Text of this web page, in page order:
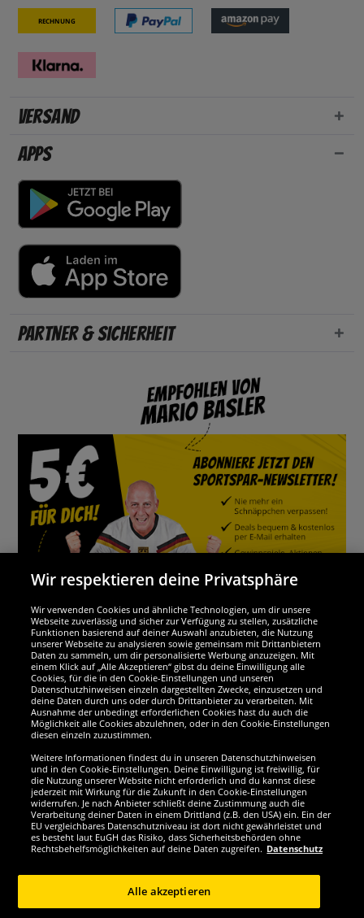
Rechnung
Versand
Apps
Partner & Sicherheit
Wir sind ausgezeichnet
Werde SportSpar-Fan!
Copyright © 2024 Sportspar GmbH, Gustav-Adolf-Ring 7, 04838 Eilenburg DE -
Wir respektieren deine Privatsphäre
Wir verwenden Cookies und ähnliche Technologien, um dir unsere
Webseite zuverlässig und sicher zur Verfügung zu stellen, zusätzliche
Funktionen basierend auf deiner Auswahl anzubieten, die Nutzung
unserer Webseite zu analysieren sowie gemeinsam mit Drittanbietern
Daten zu sammeln, um dir personalisierte Werbung anzuzeigen. Mit
einem Klick auf „Alle Akzeptieren“ gibst du deine Einwilligung alle
Cookies, für die in den Cookie-Einstellungen und unseren
Datenschutzhinweisen einzeln dargestellten Zwecke, einzusetzen und
deine Daten durch uns oder durch Drittanbieter zu verarbeiten. Mit
Ausnahme der unbedingt erforderlichen Cookies hast du auch die
Möglichkeit alle Cookies abzulehnen, oder in den Cookie-Einstellungen
diesen einzeln zuzustimmen.
Weitere Informationen findest du in unseren Datenschutzhinweisen
und in den Cookie-Einstellungen. Deine Einwilligung ist freiwillig, für
die Nutzung unserer Website nicht erforderlich und du kannst diese
jederzeit mit Wirkung für die Zukunft in den Cookie-Einstellungen
widerrufen. Je nach Anbieter schließt deine Zustimmung auch die
Verarbeitung deiner Daten in einem Drittland (z.B. den USA) ein. Ein der
EU vergleichbares Datenschutzniveau ist dort nicht gewährleistet und
es besteht laut EuGH das Risiko, dass Sicherheitsbehörden ohne
Rechtsbehelfsmöglichkeiten auf deine Daten zugreifen. Datenschutz
Alle akzeptieren